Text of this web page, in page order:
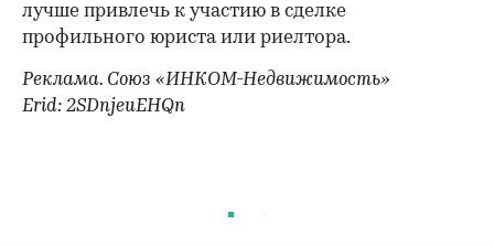
лучше привлечь к участию в сделке
профильного юриста или риелтора.
Реклама. Союз «ИНКОМ-Недвижимость»
Erid: 2SDnjeuEHQn